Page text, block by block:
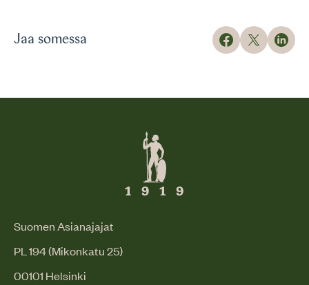
Jaa somessa
Suomen Asianajajat
PL 194 (Mikonkatu 25)
00101 Helsinki